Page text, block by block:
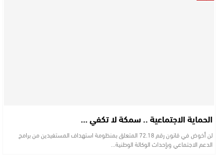
الحماية الاجتماعية .. سمكة لا تكفي …
لن أخوض في قانون رقم 72.18 المتعلق بمنظومة استهداف المستفيدين من برامج
الدعم الاجتماعي وبإحداث الوكالة الوطنية…